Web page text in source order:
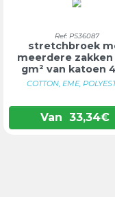
Ref: PS36087
Tweekleurige
stretchbroek
meerdere
gm² van katoen
eme...
COTTON, EME,
Van 33,34€